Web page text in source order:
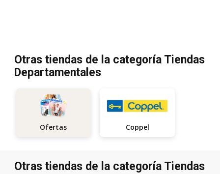
Otras tiendas de la categoría Tiendas
Departamentales
Ofertas Coppel
Otras tiendas de la categoría Tiendas